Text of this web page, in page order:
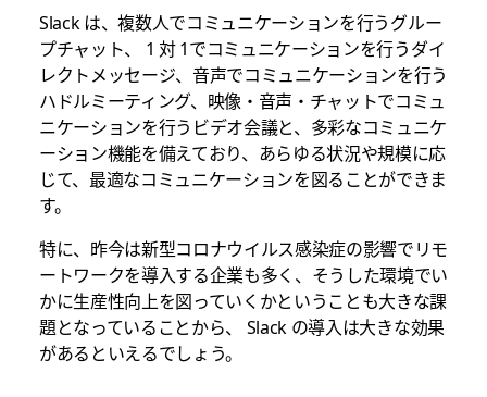
Slack は、複数人でコミュニケーションを行うグルー
プチャット、 1 対 1でコミュニケーションを行うダイ
レクトメッセージ、音声でコミュニケーションを行う
ハドルミーティング、映像・音声・チャットでコミュ
ニケーションを行うビデオ会議と、多彩なコミュニケ
ーション機能を備えており、あらゆる状況や規模に応
じて、最適なコミュニケーションを図ることができま
す。
特に、昨今は新型コロナウイルス感染症の影響でリモ
ートワークを導入する企業も多く、そうした環境でい
かに生産性向上を図っていくかということも大きな課
題となっていることから、 Slack の導入は大きな効果
があるといえるでしょう。